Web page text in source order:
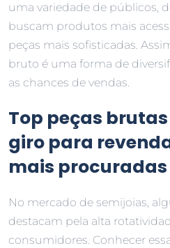
uma variedade de públicos,
buscam produtos mais
peças mais sofisticadas.
bruto é uma forma de
as chances de vendas.
Top peças
giro para
mais procuradas
No mercado de semijoias,
destacam pela alta
consumidores. Conhecer